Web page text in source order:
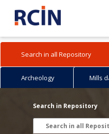
Search in all Repository
Archeology Mills
Search in Repository